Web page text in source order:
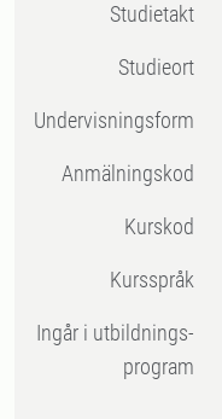
Studietakt
Studieort
Undervisningsform
Anmälningskod
Kurskod
Kursspråk
Ingår i utbildnings-
program